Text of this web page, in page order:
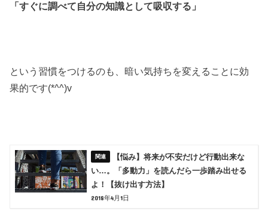
「すぐに調べて自分の知識として吸収する」
という習慣をつけるのも、暗い気持ちを変えることに効
果的です(*^^)v
【悩み】将来が不安だけど行動出来な
い…。「多動力」を読んだら一歩踏み出せる
よ！【抜け出す方法】
2018年4月1日